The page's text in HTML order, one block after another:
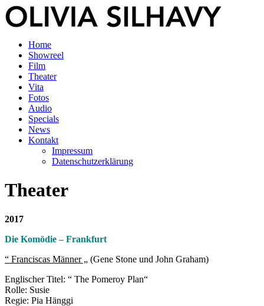
Home
Showreel
Film
Theater
Vita
Fotos
Audio
Specials
News
Kontakt
Impressum
Datenschutzerklärung
Theater
2017
Die Komödie – Frankfurt
“ Franciscas Männer „ (Gene Stone und John Graham)
Englischer Titel: “ The Pomeroy Plan“
Rolle: Susie
Regie: Pia Hänggi